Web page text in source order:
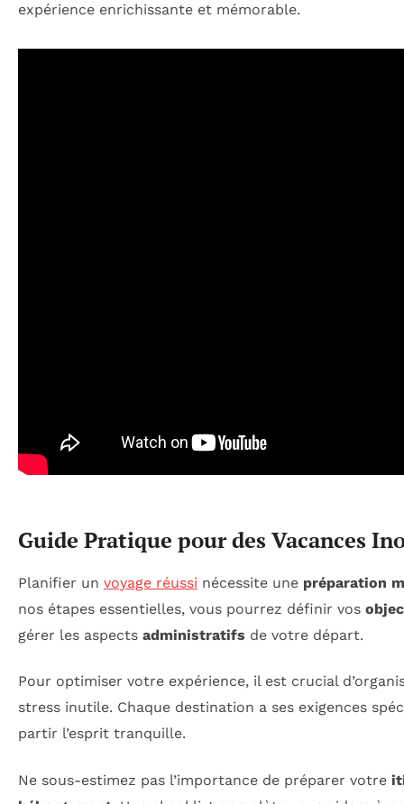
expérience enrichissante et mémorable.
Guide Pratique pour des Vacances
Planifier un voyage réussi nécessite une préparation
nos étapes essentielles, vous pourrez définir vos
gérer les aspects administratifs de votre départ.
Pour optimiser votre expérience, il est crucial
stress inutile. Chaque destination a ses exigences
partir l’esprit tranquille.
Ne sous-estimez pas l’importance de préparer votre